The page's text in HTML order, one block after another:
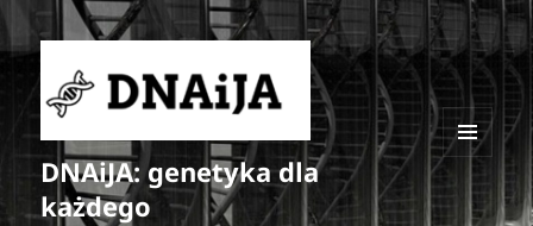
DNAiJA: genetyka dla
każdego
MENU
WIDGETY